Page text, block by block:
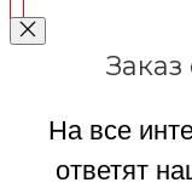
Заказ
На все
ответят